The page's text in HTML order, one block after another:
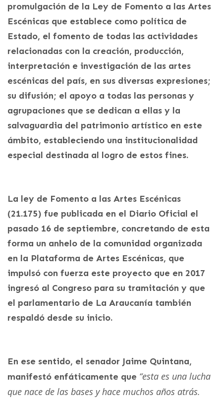
promulgación de la Ley de Fomento a las Artes
Escénicas que establece como política de
Estado, el fomento de todas las actividades
relacionadas con la creación, producción,
interpretación e investigación de las artes
escénicas del país, en sus diversas expresiones;
su difusión; el apoyo a todas las personas y
agrupaciones que se dedican a ellas y la
salvaguardia del patrimonio artístico en este
ámbito, estableciendo una institucionalidad
especial destinada al logro de estos fines.
La ley de Fomento a las Artes Escénicas
(21.175) fue publicada en el Diario Oficial el
pasado 16 de septiembre, concretando de esta
forma un anhelo de la comunidad organizada
en la Plataforma de Artes Escénicas, que
impulsó con fuerza este proyecto que en 2017
ingresó al Congreso para su tramitación y que
el parlamentario de La Araucanía también
respaldó desde su inicio.
En ese sentido, el senador Jaime Quintana,
manifestó enfáticamente que “esta es una lucha
que nace de las bases y hace muchos años atrás.